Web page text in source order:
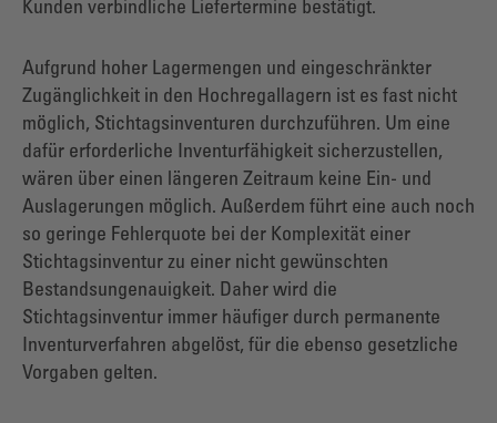
Kunden verbindliche Liefertermine bestätigt.
Aufgrund hoher Lagermengen und eingeschränkter
Zugänglichkeit in den Hochregallagern ist es fast nicht
möglich, Stichtagsinventuren durchzuführen. Um eine
dafür erforderliche Inventurfähigkeit sicherzustellen,
wären über einen längeren Zeitraum keine Ein- und
Auslagerungen möglich. Außerdem führt eine auch noch
so geringe Fehlerquote bei der Komplexität einer
Stichtagsinventur zu einer nicht gewünschten
Bestandsungenauigkeit. Daher wird die
Stichtagsinventur immer häufiger durch permanente
Inventurverfahren abgelöst, für die ebenso gesetzliche
Vorgaben gelten.